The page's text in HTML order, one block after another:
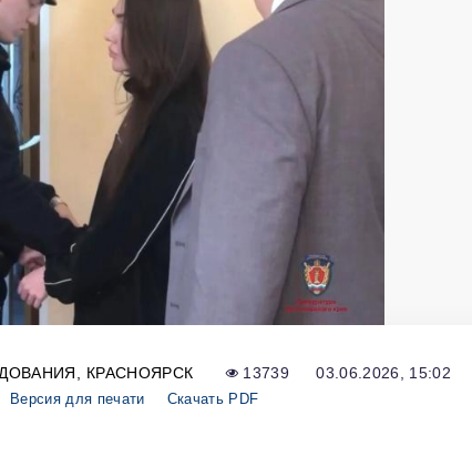
КРАСНОЯРСК 13739 03.06.2026, 15:02
Версия для печати Скачать PDF